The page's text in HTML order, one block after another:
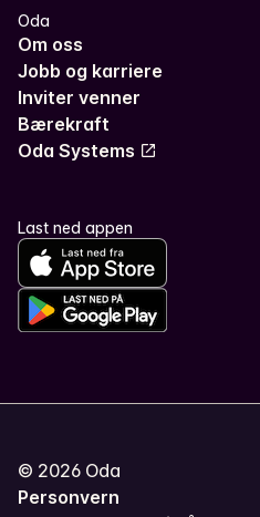
Oda
Om oss
Jobb og karriere
Inviter venner
Bærekraft
Oda Systems
Last ned appen
© 2026 Oda
Personvern